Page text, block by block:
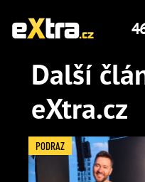
Další
eXtra.cz
PODRAZ